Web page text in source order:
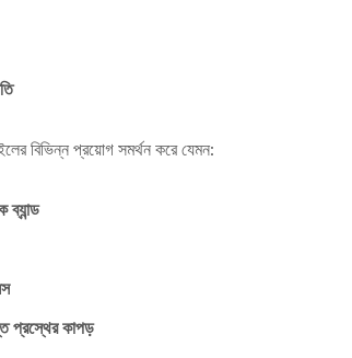
বিভিন্ন প্রয়োগ সমর্থন করে যেমন:
ব্যান্ড
প্রস্থের কাপড়